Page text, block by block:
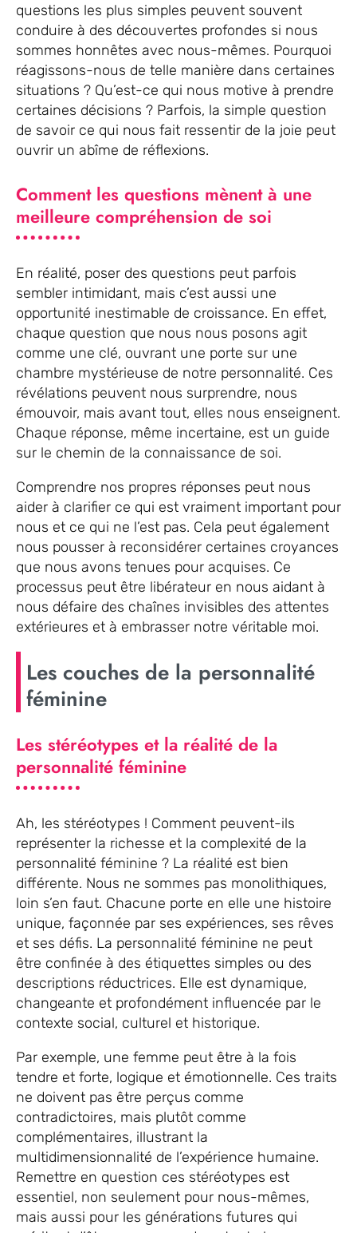
questions les plus simples peuvent souvent
conduire à des découvertes profondes si nous
sommes honnêtes avec nous-mêmes. Pourquoi
réagissons-nous de telle manière dans certaines
situations ? Qu’est-ce qui nous motive à prendre
certaines décisions ? Parfois, la simple question
de savoir ce qui nous fait ressentir de la joie peut
ouvrir un abîme de réflexions.
Comment les questions mènent à une
meilleure compréhension de soi
En réalité, poser des questions peut parfois
sembler intimidant, mais c’est aussi une
opportunité inestimable de croissance. En effet,
chaque question que nous nous posons agit
comme une clé, ouvrant une porte sur une
chambre mystérieuse de notre personnalité. Ces
révélations peuvent nous surprendre, nous
émouvoir, mais avant tout, elles nous enseignent.
Chaque réponse, même incertaine, est un guide
sur le chemin de la connaissance de soi.
Comprendre nos propres réponses peut nous
aider à clarifier ce qui est vraiment important pour
nous et ce qui ne l’est pas. Cela peut également
nous pousser à reconsidérer certaines croyances
que nous avons tenues pour acquises. Ce
processus peut être libérateur en nous aidant à
nous défaire des chaînes invisibles des attentes
extérieures et à embrasser notre véritable moi.
Les couches de la personnalité
féminine
Les stéréotypes et la réalité de la
personnalité féminine
Ah, les stéréotypes ! Comment peuvent-ils
représenter la richesse et la complexité de la
personnalité féminine ? La réalité est bien
différente. Nous ne sommes pas monolithiques,
loin s’en faut. Chacune porte en elle une histoire
unique, façonnée par ses expériences, ses rêves
et ses défis. La personnalité féminine ne peut
être confinée à des étiquettes simples ou des
descriptions réductrices. Elle est dynamique,
changeante et profondément influencée par le
contexte social, culturel et historique.
Par exemple, une femme peut être à la fois
tendre et forte, logique et émotionnelle. Ces traits
ne doivent pas être perçus comme
contradictoires, mais plutôt comme
complémentaires, illustrant la
multidimensionnalité de l’expérience humaine.
Remettre en question ces stéréotypes est
essentiel, non seulement pour nous-mêmes,
mais aussi pour les générations futures qui